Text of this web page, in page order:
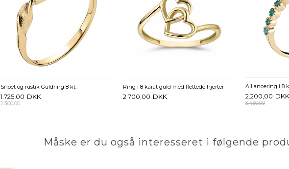
Snoet og rustik Guldring 8 kt.
1.725,00 DKK
2.300,00
Ring i 8 karat guld med flettede hjerter
2.700,00 DKK
Alliancering i 8
2.200,00 DKK
3.450,00
Måske er du også interesseret i følgende